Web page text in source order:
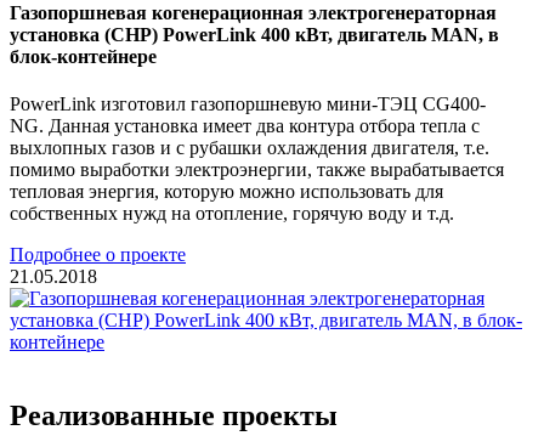
Газопоршневая когенерационная электрогенераторная
установка (CHP) PowerLink 400 кВт, двигатель MAN, в
блок-контейнере
PowerLink изготовил газопоршневую мини-ТЭЦ CG400-
NG. Данная установка имеет два контура отбора тепла с
выхлопных газов и с рубашки охлаждения двигателя, т.е.
помимо выработки электроэнергии, также вырабатывается
тепловая энергия, которую можно использовать для
собственных нужд на отопление, горячую воду и т.д.
Подробнее о проекте
21.05.2018
Реализованные проекты